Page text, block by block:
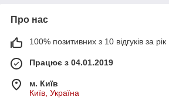
Про нас
100% позитивних з 10 відгуків за рік
Працює з 04.01.2019
м. Київ
Київ, Україна